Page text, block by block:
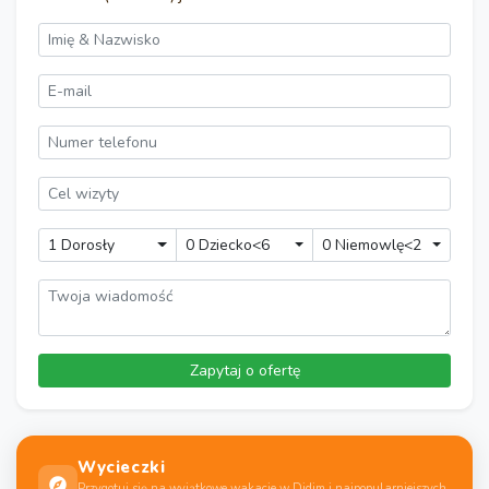
1 Dorosły 0 Dziecko<6 0 Niemowlę<2
Wycieczki